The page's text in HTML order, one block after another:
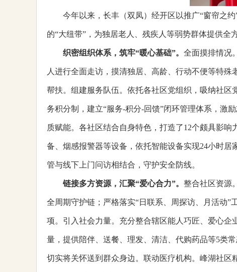
今年以来，长丰（双凤）经开区以推广“窗帘之
的“大纽带”，为独居老人、残疾人等弱势群体提供全
织密组织体系，筑牢“暖心基础”。 全面摸排情况
人进行全面走访，摸清独居、高龄、行动不便等特
帮扶。组建服务队伍。依托各社区党组织，吸纳社区
务积分制，建立“服务-积分-回馈”闭环管理体系，激
质赋能。各社区结合自身特色，打造了12个颇具影响
备、烟感报警器等设备，依托智能设备实现24小时居
管与线下上门问访相结合，守护安全防线。
链接多方资源，汇聚“爱心合力”。 整合社区资源
全周期守护链；严格落实“日联系、周探访、月活动”
项。引入社会力量。充分整合辖区能人巧匠、爱心
量，提供陪伴、送餐、理发、清洁、代购药品等5类
切实将关怀送到群众身边。联动医疗机构。峰湖社区